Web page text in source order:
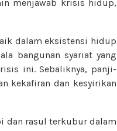
menjawab krisis hidup,
dalam eksistensi hidup
bangunan syariat yang
ini. Sebaliknya, panji-
kekafiran dan kesyirikan
dan rasul terkubur dalam